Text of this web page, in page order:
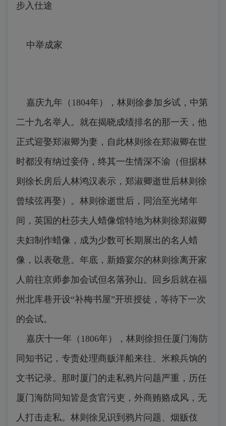
步入仕途
中举成家
嘉庆九年（1804年），林则徐参加乡试，中第
二十九名举人。就在揭晓成绩排名的那一天，他
正式迎娶郑淑卿为妻，自此林则徐在郑淑卿在世
时都没有纳过妾侍，终其一生情深不渝（但据林
则徐长房后人林鸿汉表示，郑淑卿逝世后林则徐
曾续弦再娶）。林则徐逝世后，同治至光绪年
间，英国的杜莎夫人蜡像馆特地为林则徐郑淑卿
夫妇制作蜡像，成为少数可长期展出的名人蜡
像，以表敬意。年底，新婚宴尔的林则徐离开家
人前往京师参加会试但名落孙山。回乡后就在福
州北库巷开设“补梅书屋”开班授徒，等待下一次
的会试。
嘉庆十一年（1806年），林则徐担任厦门海防
同知书记，专责处理商贩洋船来往、米粮兵饷的
文书记录。那时厦门的走私鸦片问题严重，历任
厦门海防同知皆是贪官污吏，外商贿赂成风，无
人打击走私。林则徐见识到鸦片问题、烟贩伎